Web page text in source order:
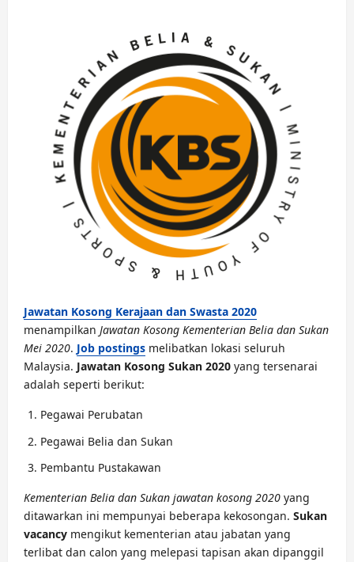
Jawatan Kosong Kerajaan dan Swasta 2020
menampilkan Jawatan Kosong Kementerian Belia dan Sukan
Mei 2020. Job postings melibatkan lokasi seluruh
Malaysia. Jawatan Kosong Sukan 2020 yang tersenarai
adalah seperti berikut:
Pegawai Perubatan
Pegawai Belia dan Sukan
Pembantu Pustakawan
Kementerian Belia dan Sukan jawatan kosong 2020 yang
ditawarkan ini mempunyai beberapa kekosongan. Sukan
vacancy mengikut kementerian atau jabatan yang
terlibat dan calon yang melepasi tapisan akan dipanggil